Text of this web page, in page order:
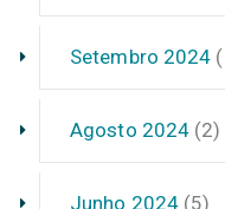
Setembro 2024
Agosto 2024 (2)
Junho 2024 (5)